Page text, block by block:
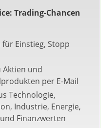
Trading-Chancen
Einstieg, Stopp
Aktien und
per E-Mail
Technologie,
Industrie, Energie,
Finanzwerten